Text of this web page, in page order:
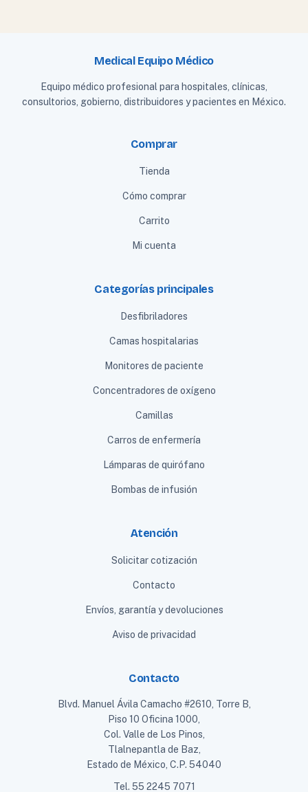
Medical Equipo Médico
Equipo médico profesional para hospitales, clínicas,
consultorios, gobierno, distribuidores y pacientes en México.
Comprar
Tienda
Cómo comprar
Carrito
Mi cuenta
Categorías principales
Desfibriladores
Camas hospitalarias
Monitores de paciente
Concentradores de oxígeno
Camillas
Carros de enfermería
Lámparas de quirófano
Bombas de infusión
Atención
Solicitar cotización
Contacto
Envíos, garantía y devoluciones
Aviso de privacidad
Contacto
Blvd. Manuel Ávila Camacho #2610, Torre B,
Piso 10 Oficina 1000,
Col. Valle de Los Pinos,
Tlalnepantla de Baz,
Estado de México, C.P. 54040
Tel. 55 2245 7071